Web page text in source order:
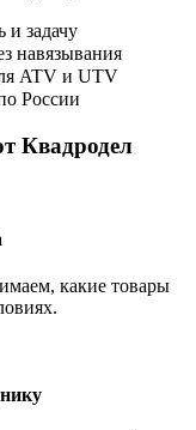
и задачу
навязывания
ATV и UTV
России
Квадродел
какие товары